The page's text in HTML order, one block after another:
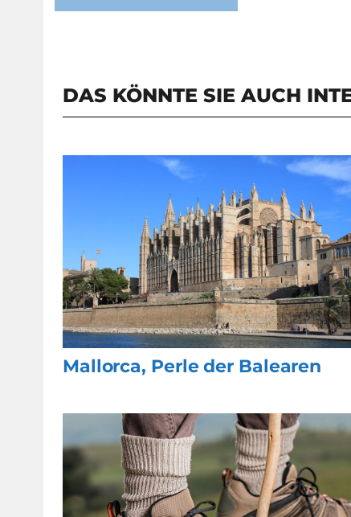
DAS KÖNNTE SIE AUCH
Mallorca, Perle der Balearen